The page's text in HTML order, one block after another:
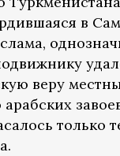
в
веру
арабских
только